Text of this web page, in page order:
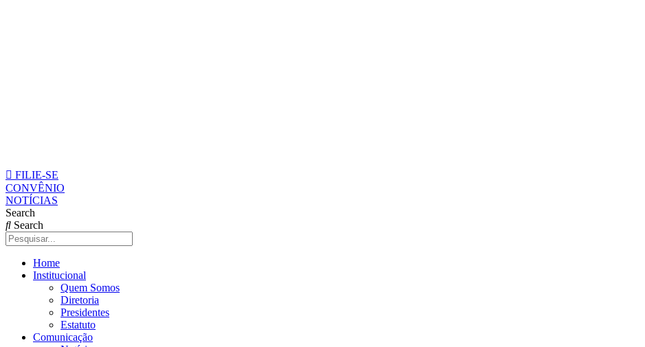
FILIE-SE
CONVÊNIO
NOTÍCIAS
Search
Search
Home
Institucional
Quem Somos
Diretoria
Presidentes
Estatuto
Comunicação